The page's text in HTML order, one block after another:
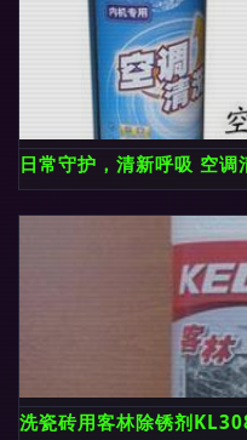
日常守护，清新呼吸 空调
洗瓷砖用客林除锈剂